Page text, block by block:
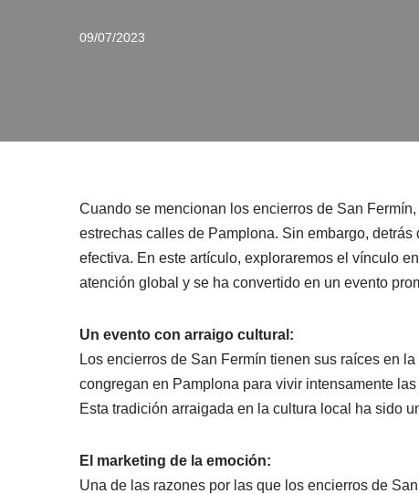
09/07/2023
Cuando se mencionan los encierros de San
estrechas calles de Pamplona. Sin embargo,
efectiva. En este artículo, exploraremos el vínculo
atención global y se ha convertido en un evento
Un evento con arraigo cultural:
Los encierros de San Fermín tienen sus raíces en
congregan en Pamplona para vivir intensamente
Esta tradición arraigada en la cultura local ha sido
El marketing de la emoción:
Una de las razones por las que los encierros de